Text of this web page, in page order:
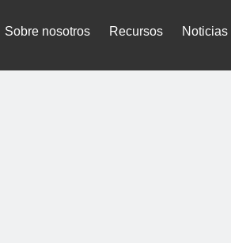
Sobre nosotros Recursos Noticias